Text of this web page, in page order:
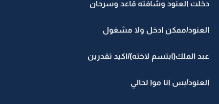
دخلت العنود وشافته قاعد وسرحان
العنود/ممكن ادخل ولا مشغول
عبد الملك(ابتسم لاخته)/اكيد تقدرين
العنود/بس انا موا لحالي